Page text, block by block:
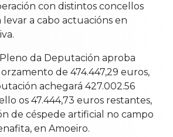
con distintos concellos
levar a cabo actuacións en
da Deputación aproba
de 474.447,29 euros,
achegará 427.002.56
os 47.444,73 euros restantes,
de céspede artificial no campo
en Amoeiro.